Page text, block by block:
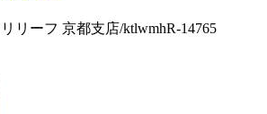
リーフ 京都支店/ktlwmhR-14765